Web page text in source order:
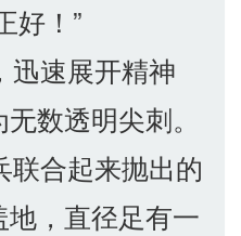
好！”
速展开精神
数透明尖刺。
合起来抛出的
，直径足有一